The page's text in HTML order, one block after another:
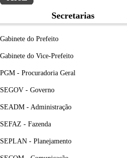
Secretarias
Gabinete do Prefeito
Gabinete do Vice-Prefeito
PGM - Procuradoria Geral
SEGOV - Governo
SEADM - Administração
SEFAZ - Fazenda
SEPLAN - Planejamento